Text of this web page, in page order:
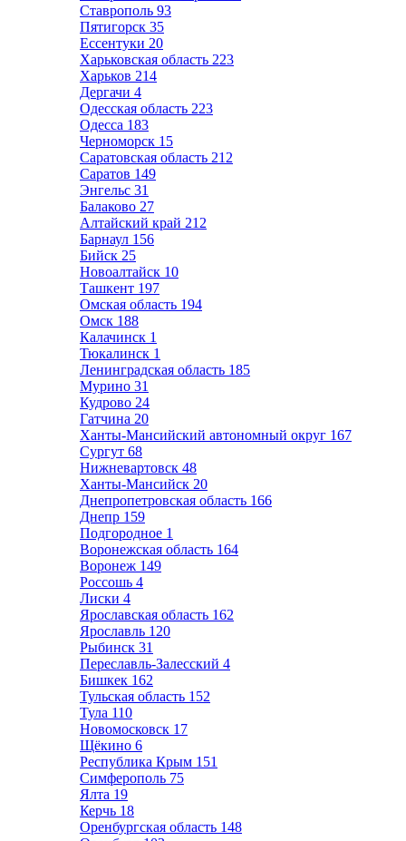
Ставрополь 93
Пятигорск 35
Ессентуки 20
Харьковская область 223
Харьков 214
Дергачи 4
Одесская область 223
Одесса 183
Черноморск 15
Саратовская область 212
Саратов 149
Энгельс 31
Балаково 27
Алтайский край 212
Барнаул 156
Бийск 25
Новоалтайск 10
Ташкент 197
Омская область 194
Омск 188
Калачинск 1
Тюкалинск 1
Ленинградская область 185
Мурино 31
Кудрово 24
Гатчина 20
Ханты-Мансийский автономный округ 167
Сургут 68
Нижневартовск 48
Ханты-Мансийск 20
Днепропетровская область 166
Днепр 159
Подгородное 1
Воронежская область 164
Воронеж 149
Россошь 4
Лиски 4
Ярославская область 162
Ярославль 120
Рыбинск 31
Переславль-Залесский 4
Бишкек 162
Тульская область 152
Тула 110
Новомосковск 17
Щёкино 6
Республика Крым 151
Симферополь 75
Ялта 19
Керчь 18
Оренбургская область 148